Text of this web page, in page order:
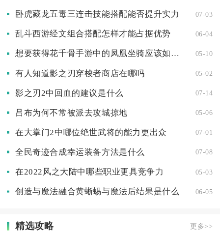
卧虎藏龙五毒三连击技能搭配能否提升实力 07-03
乱斗西游经文组合搭配怎样才能占据优势 06-04
想要获得花千骨手游中的凤凰坐骑应该如何操作 05-10
有人知道影之刃穿梭者商店在哪吗 05-02
影之刃2中回血的建议是什么 07-14
吕布为何不常被派去攻城掠地 05-06
在大掌门2中哪位绝世武将的能力更出众 07-01
全民奇迹合成幸运装备方法是什么 07-08
在2022风之大陆中哪些职业更具竞争力 05-03
创造与魔法融合黄蜥蜴与魔法后结果是什么 06-05
精选攻略 更多>>